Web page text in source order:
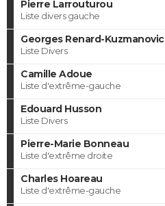
Pierre Larrouturou
Liste divers gauche
Georges Renard-Kuzmanovic
Liste Divers
Camille Adoue
Liste d'extrême-gauche
Edouard Husson
Liste Divers
Pierre-Marie Bonneau
Liste d'extrême droite
Charles Hoareau
Liste d'extrême-gauche